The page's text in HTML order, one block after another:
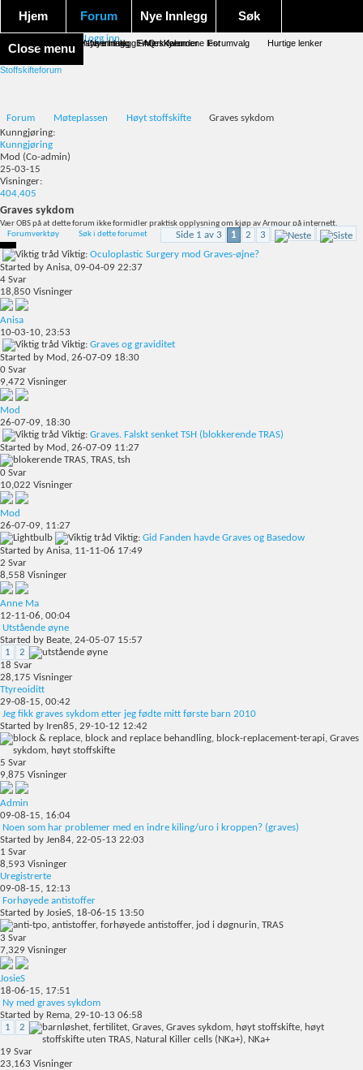
Hjem Forum
Nye innlegg FAQ Kalender Forumvalg Hurtige lenker
Nye Innlegg
Nye innlegg Merk forumene lest
Søk
Avansert søk Emneskyen
Close menu
Logg inn
Stoffskifteforum
Forum Møteplassen Høyt stoffskifte
Graves sykdom
Kunngjøring:
Kunngjøring
Mod (Co-admin)
25-03-15
Visninger:
404,405
Graves sykdom
Vær OBS på at dette forum ikke formidler praktisk opplysning om kjøp av Armour på internett.
Forumverktøy
Søk i dette forumet Side 1 av 3 1 2
3
Viktig: Oculoplastic Surgery mod Graves-øjne?
Started by Anisa, 09-04-09 22:37
4 Svar
18,850 Visninger
Anisa
10-03-10, 23:53
Viktig: Graves og graviditet
Started by Mod , 26-07-09 18:30
0 Svar
9,472 Visninger
Mod
26-07-09, 18:30
Viktig: Graves. Falskt senket TSH (blokkerende TRAS)
Started by Mod , 26-07-09 11:27
0 Svar
10,022 Visninger
Mod
26-07-09, 11:27
Viktig: Gid Fanden havde Graves og Basedow
Started by Anisa, 11-11-06 17:49
2 Svar
8,558 Visninger
Anne Ma
12-11-06, 00:04
Utstående øyne
Started by Beate, 24-05-07 15:57
1
2
18 Svar
28,175 Visninger
Ttyreoiditt
29-08-15, 00:42
Jeg fikk graves sykdom etter jeg fødte mitt første barn 2010
Started by Iren85, 29-10-12 12:42
5 Svar
9,875 Visninger
Admin
09-08-15, 16:04
Noen som har problemer med en indre kiling/uro i kroppen? (graves)
Started by Jen84, 22-05-13 22:03
1 Svar
8,593 Visninger
Uregistrerte
09-08-15, 12:13
Forhøyede antistoffer
Started by JosieS, 18-06-15 13:50
3 Svar
7,329 Visninger
JosieS
18-06-15, 17:51
Ny med graves sykdom
Started by Rema, 29-10-13 06:58
1
2
19 Svar
23,163 Visninger